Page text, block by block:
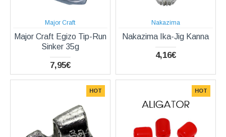
Major Craft
Major Craft Egizo Tip-Run
Sinker 35g
7,95€
Nakazima
Nakazima Ika-Jig Kanna
4,16€
HOT HOT